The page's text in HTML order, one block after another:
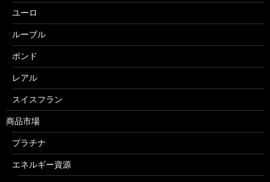
ユーロ
ルーブル
ポンド
レアル
スイスフラン
商品市場
プラチナ
エネルギー資源